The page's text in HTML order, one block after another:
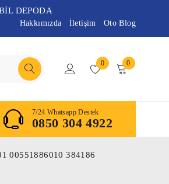
DEPODA
Hakkımızda İletişim Oto Blog
0 0
7/24 Whatsapp Destek
0850 304 4922
00551886010 384186